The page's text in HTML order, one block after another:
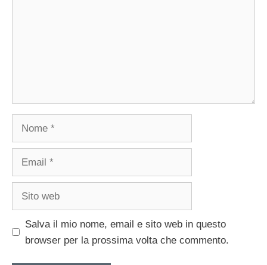
Nome
Email
Sito
Salva il mio nome, email e sito web in questo
browser per la prossima volta che commento.